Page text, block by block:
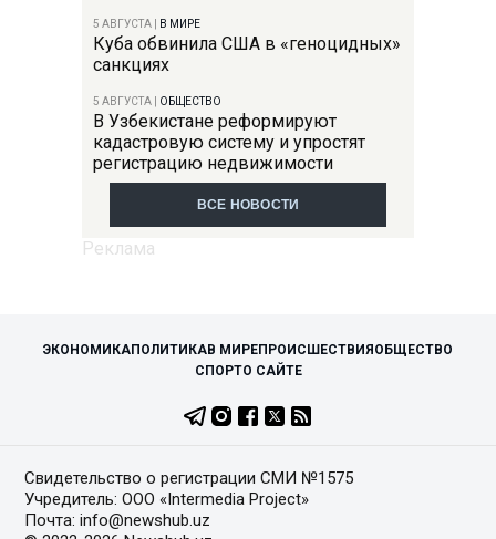
5 АВГУСТА В МИРЕ
Куба обвинила США в «геноцидных»
санкциях
5 АВГУСТА ОБЩЕСТВО
В Узбекистане реформируют
кадастровую систему и упростят
регистрацию недвижимости
ВСЕ НОВОСТИ
ЭКОНОМИКАПОЛИТИКАВ МИРЕПРОИСШЕСТВИЯ ОБЩЕСТВО
СПОРТО САЙТЕ
Свидетельство о регистрации СМИ №1575
Учредитель: ООО «Intermedia Project»
Почта: info@newshub.uz